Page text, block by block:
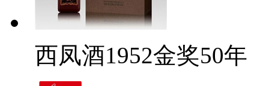
西凤酒1952金奖50年